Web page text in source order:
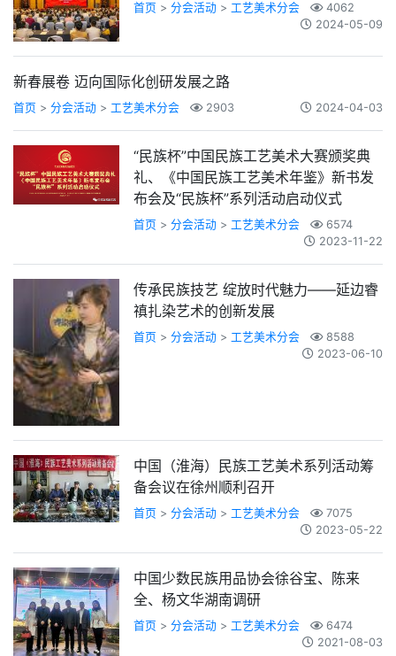
首页 > 分会活动 > 工艺美术分会
4062
2024-05-09
新春展卷 迈向国际化创研发展之路
首页 > 分会活动 > 工艺美术分会 2903 2024-04-03
“民族杯”中国民族工艺美术大赛颁奖典
礼、《中国民族工艺美术年鉴》新书发
布会及“民族杯”系列活动启动仪式
首页 > 分会活动 > 工艺美术分会
6574
2023-11-22
传承民族技艺 绽放时代魅力——延边睿
禛扎染艺术的创新发展
首页 > 分会活动 > 工艺美术分会
8588
2023-06-10
中国（淮海）民族工艺美术系列活动筹
备会议在徐州顺利召开
首页 > 分会活动 > 工艺美术分会
7075
2023-05-22
中国少数民族用品协会徐谷宝、陈来
全、杨文华湖南调研
首页 > 分会活动 > 工艺美术分会
6474
2021-08-03